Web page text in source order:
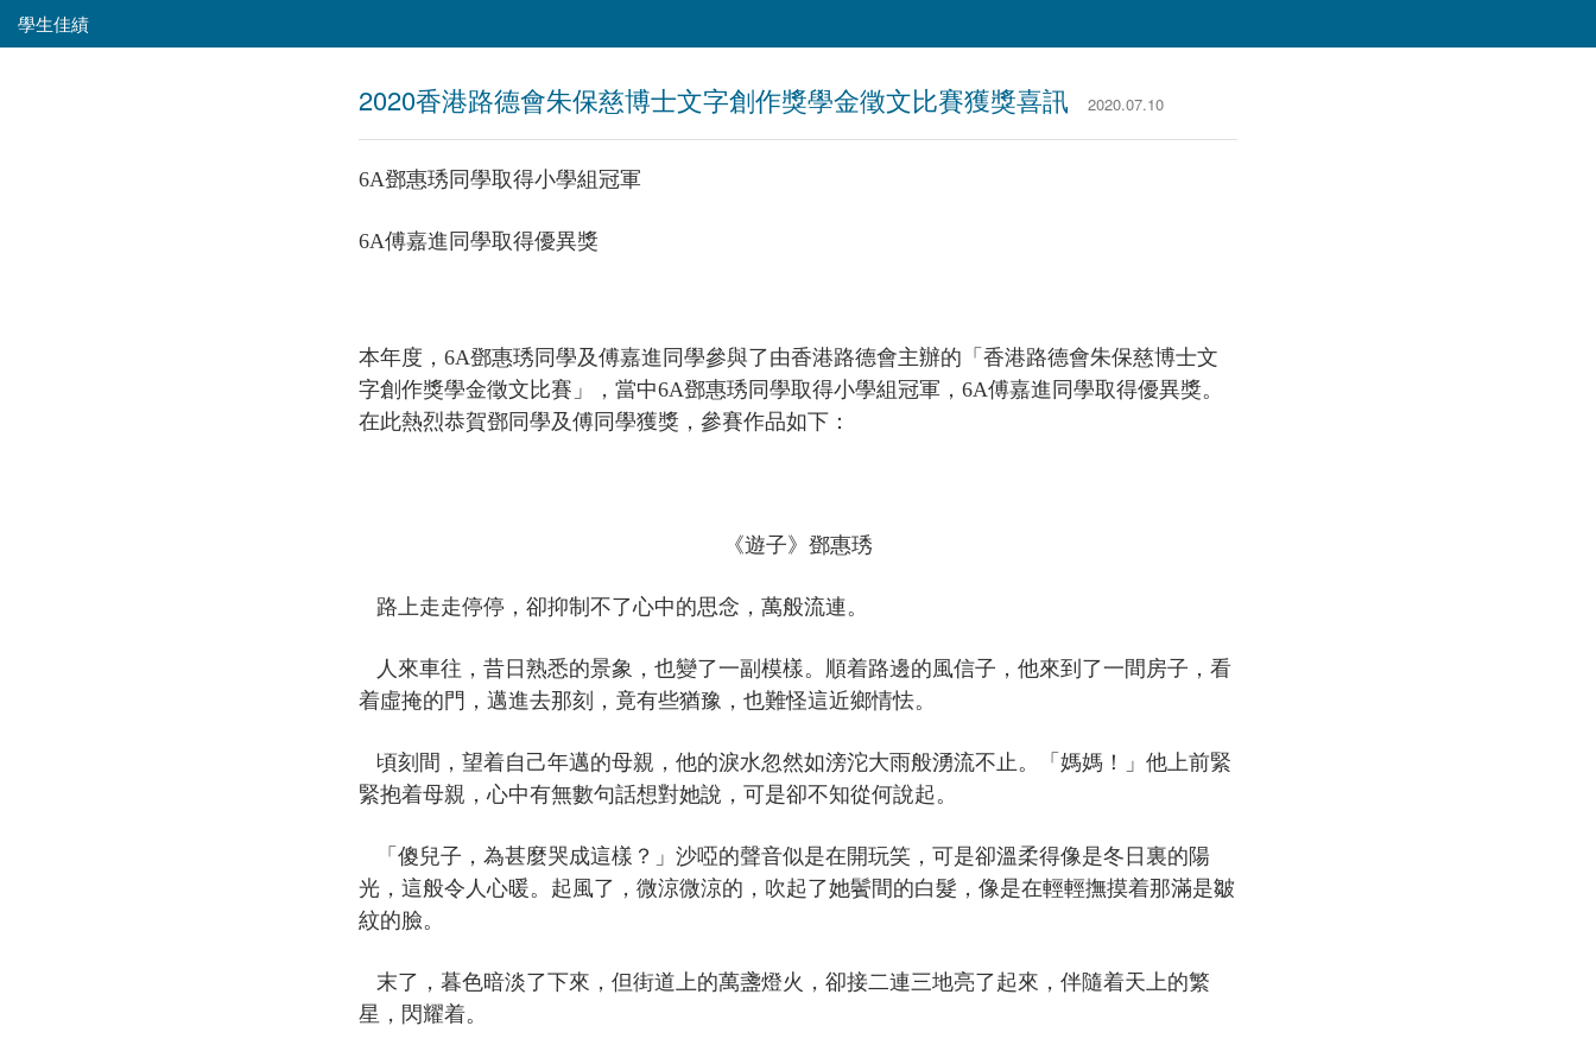
學生佳績
2020香港路德會朱保慈博士文字創作獎學金徵文比賽獲獎喜訊 2020.07.10
6A鄧惠琇同學取得小學組冠軍
6A傅嘉進同學取得優異獎
本年度，6A鄧惠琇同學及傅嘉進同學參與了由香港路德會主辦的「香港路德會朱保慈博士文
字創作獎學金徵文比賽」，當中6A鄧惠琇同學取得小學組冠軍，6A傅嘉進同學取得優異獎。
在此熱烈恭賀鄧同學及傅同學獲獎，參賽作品如下：
《遊子》鄧惠琇
路上走走停停，卻抑制不了心中的思念，萬般流連。
人來車往，昔日熟悉的景象，也變了一副模樣。順着路邊的風信子，他來到了一間房子，看
着虛掩的門，邁進去那刻，竟有些猶豫，也難怪這近鄉情怯。
頃刻間，望着自己年邁的母親，他的淚水忽然如滂沱大雨般湧流不止。「媽媽！」他上前緊
緊抱着母親，心中有無數句話想對她說，可是卻不知從何說起。
「傻兒子，為甚麼哭成這樣？」沙啞的聲音似是在開玩笑，可是卻溫柔得像是冬日裏的陽
光，這般令人心暖。起風了，微涼微涼的，吹起了她鬢間的白髮，像是在輕輕撫摸着那滿是皺
紋的臉。
末了，暮色暗淡了下來，但街道上的萬盞燈火，卻接二連三地亮了起來，伴隨着天上的繁
星，閃耀着。